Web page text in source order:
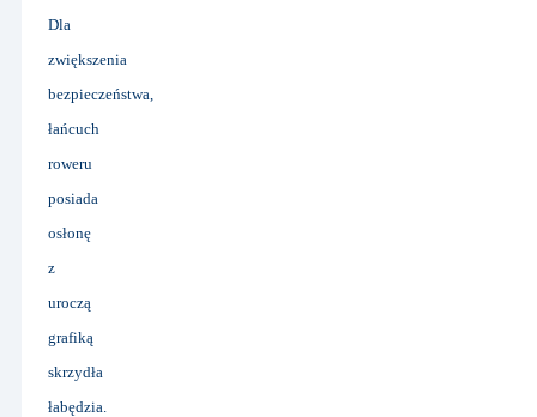
Dla
zwiększenia
bezpieczeństwa,
łańcuch
roweru
posiada
osłonę
z
uroczą
grafiką
skrzydła
łabędzia.